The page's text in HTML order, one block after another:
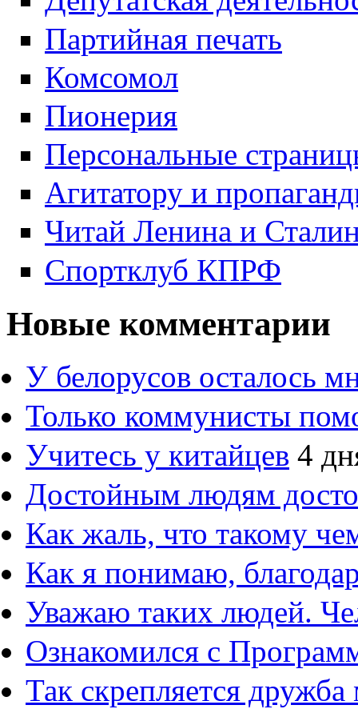
Партийная печать
Комсомол
Пионерия
Персональные
Агитатору и
Читай Ленина и
Спортклуб КПРФ
Новые комментарии
У белорусов осталось
Только коммунисты
Учитесь у китайцев 4
Достойным людям
Как жаль, что такому
Как я понимаю,
Уважаю таких людей.
Ознакомился с
Так скрепляется